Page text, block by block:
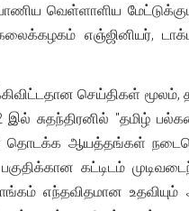
வெள்ளாளிய
எஞ்ஜினியர்,
செய்திகள் மூலம்,
சுதந்திரனில் "தமிழ்
தொடக்க ஆயத்தங்கள்
கட்டிடம்
எந்தவிதமான உதவியும்